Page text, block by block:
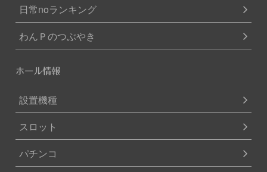
日常noランキング
わんＰのつぶやき
ホール情報
設置機種
スロット
パチンコ